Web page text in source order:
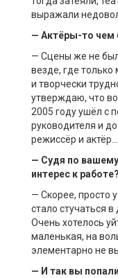
выражали
— Актёры-то чем
— Сцены же не
везде, где
и творчески
утверждаю, что
2005 году ушёл с
руководителя и
режиссёр и актёр…
— Судя по
интерес к работе?
— Скорее, просто
стало стучаться
Очень хотелось
маленькая, на
элементарно не
— И так вы